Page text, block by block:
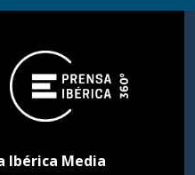
Ibérica Media